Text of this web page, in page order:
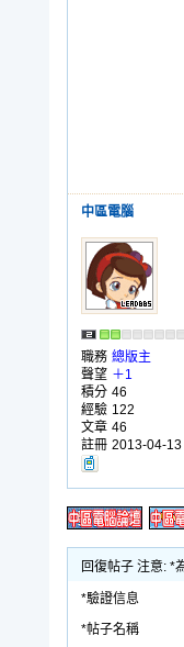
中區電腦
職務 總版主
聲望 ＋1
積分 46
經驗 122
文章 46
註冊 2013-04-13
回復帖子 注意: *
*驗證信息
*帖子名稱